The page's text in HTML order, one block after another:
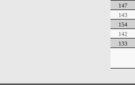
147
143
154
142
133